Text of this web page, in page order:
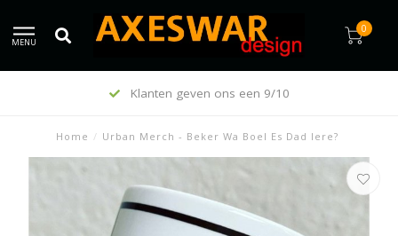
MENU
0
Klanten geven ons een 9/10
Home / Urban Merch - Beker Wa Boel Es Dad Iere?